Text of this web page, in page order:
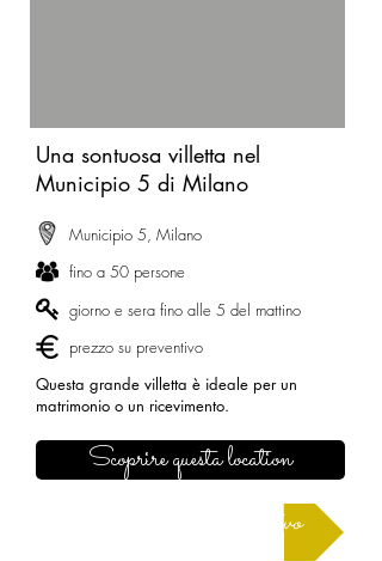
Una sontuosa villetta nel
Municipio 5 di Milano
Municipio 5, Milano
fino a 50 persone
giorno e sera fino alle 5 del mattino
prezzo su preventivo
Questa grande villetta è ideale per un
matrimonio o un ricevimento.
Scoprire questa location
Richiedere un preventivo